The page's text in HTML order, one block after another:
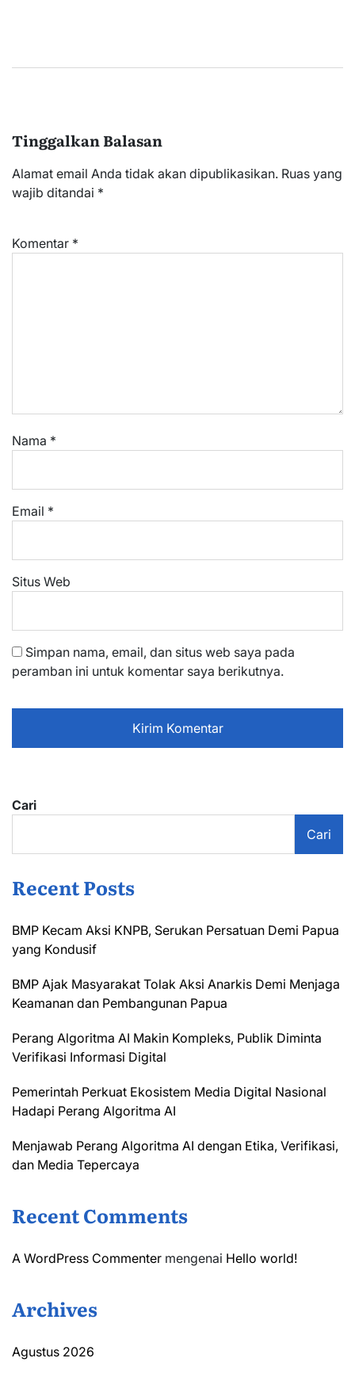
Tinggalkan Balasan
Alamat email Anda tidak akan dipublikasikan. Ruas yang
wajib ditandai *
Komentar *
Nama *
Email *
Situs Web
Simpan nama, email, dan situs web saya pada
peramban ini untuk komentar saya berikutnya.
Cari
Cari
Recent Posts
BMP Kecam Aksi KNPB, Serukan Persatuan Demi Papua
yang Kondusif
BMP Ajak Masyarakat Tolak Aksi Anarkis Demi Menjaga
Keamanan dan Pembangunan Papua
Perang Algoritma AI Makin Kompleks, Publik Diminta
Verifikasi Informasi Digital
Pemerintah Perkuat Ekosistem Media Digital Nasional
Hadapi Perang Algoritma AI
Menjawab Perang Algoritma AI dengan Etika, Verifikasi,
dan Media Tepercaya
Recent Comments
A WordPress Commenter mengenai Hello world!
Archives
Agustus 2026